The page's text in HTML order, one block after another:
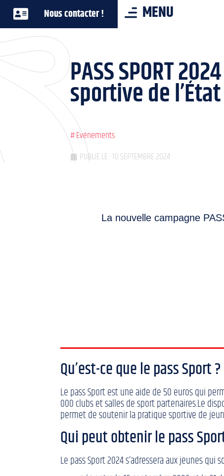
Nous contacter ! MENU
PASS SPORT
sportive de l’État
#Evénements
PUBLIÉ LE : 10 SEPTEMBRE 2024
La nouvelle campagne
Qu’est-ce que le pass Sport ?
Le pass Sport est une aide de 50 euros qui
000 clubs et salles de sport partenaires.Le
permet de soutenir la pratique sportive de
Qui peut obtenir le pass
Le pass Sport 2024 s’adressera aux jeunes qui